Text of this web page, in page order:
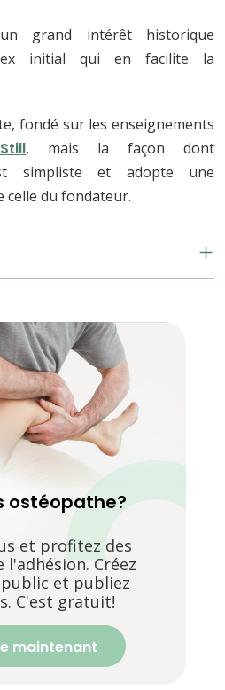
grand intérêt historique
initial qui en facilite la
fondé sur les enseignements
, mais la façon dont
simpliste et adopte une
celle du fondateur.
ostéopathe?
et profitez des
l'adhésion. Créez
et publiez
C'est gratuit!
maintenant